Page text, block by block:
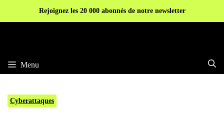
Rejoignez les 20 000 abonnés de notre newsletter
Menu
Cyberattaques